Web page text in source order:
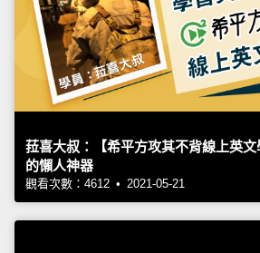
菈喜大叔：【希平方攻其不背線上英
的懶人神器
觀看次數：4612 • 2021-05-21